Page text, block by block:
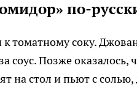
по-
томатному соку.
соус. Позже оказалось,
на стол и пьют с